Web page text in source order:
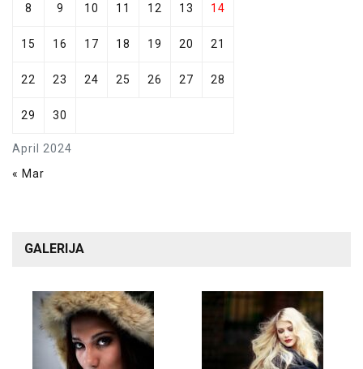
April 2024
8 9 10 11 12 13 14
15 16 17 18 19 20 21
22 23 24 25 26 27 28
29 30
« Mar
GALERIJA